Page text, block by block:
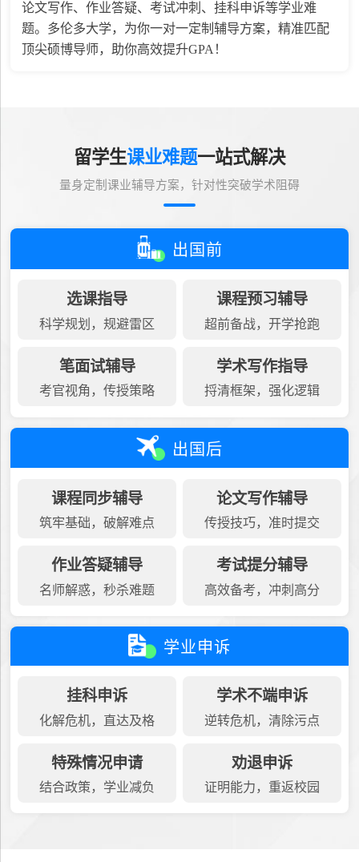
论文写作、作业答疑、考试冲刺、挂科申诉等学业难
题。多伦多大学，为你一对一定制辅导方案，精准匹配
顶尖硕博导师，助你高效提升GPA！
留学生课业难题一站式解决
量身定制课业辅导方案，针对性突破学术阻碍
出国前
选课指导
科学规划，规避雷区
课程预习辅导
超前备战，开学抢跑
笔面试辅导
考官视角，传授策略
学术写作指导
捋清框架，强化逻辑
出国后
课程同步辅导
筑牢基础，破解难点
论文写作辅导
传授技巧，准时提交
作业答疑辅导
名师解惑，秒杀难题
考试提分辅导
高效备考，冲刺高分
学业申诉
挂科申诉
化解危机，直达及格
学术不端申诉
逆转危机，清除污点
特殊情况申请
结合政策，学业减负
劝退申诉
证明能力，重返校园